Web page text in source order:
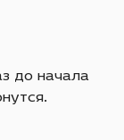
до начала